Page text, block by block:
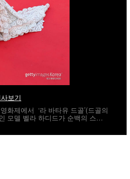
보기
화제에서 ‘라 바타유 드골’(드골의
모델 벨라 하디드가 순백의 스키